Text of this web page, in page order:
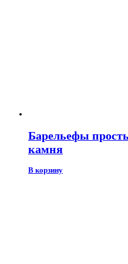
Барельефы
камня
В корзину